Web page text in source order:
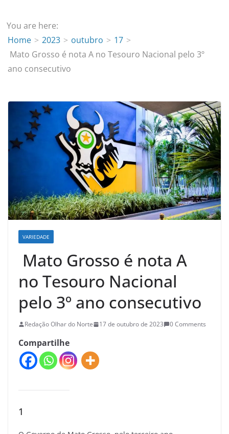
You are here:
Home
2023 outubro
17
Mato Grosso é nota A no Tesouro Nacional pelo 3º
ano consecutivo
VARIEDADE
Mato Grosso é nota A
no Tesouro Nacional
pelo 3º ano consecutivo
Redação Olhar do Norte 17 de outubro de 2023 0 Comments
Compartilhe
1